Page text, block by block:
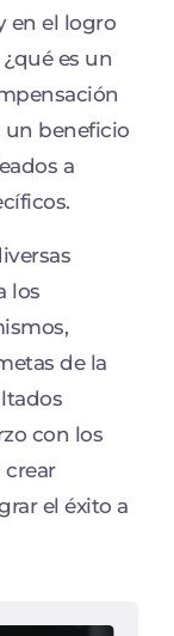
en el logro
es un
un beneficio
a
los
de la
con los
crear
el éxito a